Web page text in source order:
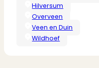
Hilversum
Overveen
Veen en Duin
Wildhoef